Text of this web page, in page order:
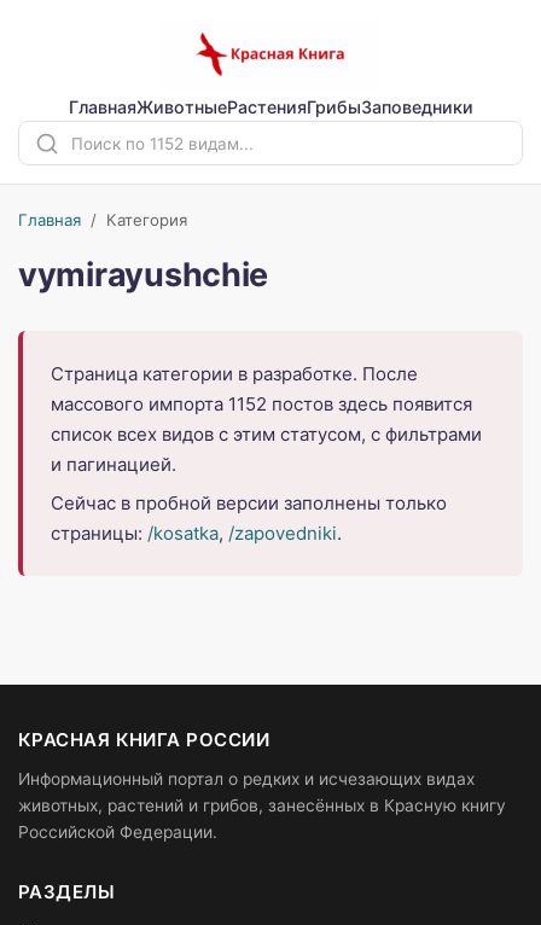
ГлавнаяЖивотныеРастенияГрибыЗаповедники
Главная / Категория
vymirayushchie
Страница категории в разработке. После
массового импорта 1152 постов здесь появится
список всех видов с этим статусом, с фильтрами
и пагинацией.
Сейчас в пробной версии заполнены только
страницы: /kosatka, /zapovedniki.
КРАСНАЯ КНИГА РОССИИ
Информационный портал о редких и исчезающих видах
животных, растений и грибов, занесённых в Красную книгу
Российской Федерации.
РАЗДЕЛЫ